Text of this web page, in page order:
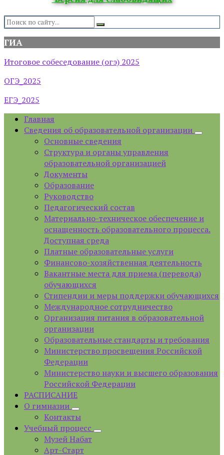
Search:
ГИА
Итоговое собеседование (огэ) 2025
ОГЭ_2025
ЕГЭ_2025
Главная
Сведения об образовательной организации
Основные сведения
Структура и органы управления
образовательной организацией
Документы
Образование
Руководство
Педагогический состав
Материально-техническое обеспечение и
оснащенность образовательного процесса.
Доступная среда
Платные образовательные услуги
Финансово-хозяйственная деятельность
Вакантные места для приема (перевода)
обучающихся
Стипендии и меры поддержки обучающихся
Международное сотрудничество
Организация питания в образовательной
организации
Образовательные стандарты и требования
Министерство просвещения Российской
Федерации
Министерство науки и высшего образования
Российской Федерации
РАСПИСАНИЕ
О гимназии
Контакты
Учебный процесс
Музей Набат
Арт-Старт